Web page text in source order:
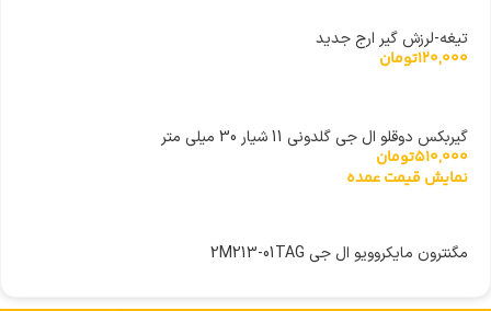
تیغه-لرزش گیر ارج جدید
120,000تومان
گیربکس دوقلو ال جی گلدونی 11 شیار 30 میلی متر
510,000تومان
نمایش قیمت عمده
مگنترون مایکروویو ال جی 2M213-01TAG